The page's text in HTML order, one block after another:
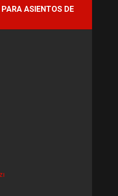
ASIENTOS DE